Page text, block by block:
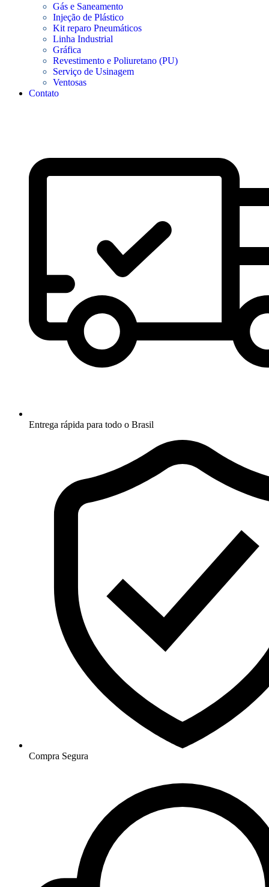
Gás e Saneamento
Injeção de Plástico
Kit reparo Pneumáticos
Linha Industrial
Gráfica
Revestimento e Poliuretano (PU)
Serviço de Usinagem
Ventosas
Contato
Entrega rápida para todo o Brasil
Compra Segura